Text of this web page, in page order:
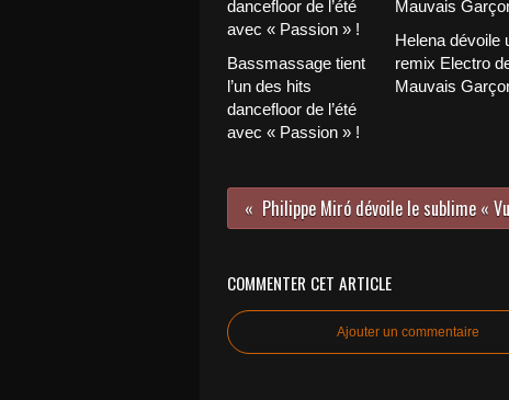
Bassmassage tient
l’un des hits
dancefloor de l’été
avec « Passion » !
Helena dévoile
remix Electro
Mauvais
Philippe Miró dévoile le sublime «
COMMENTER CET ARTICLE
Ajouter un commentaire